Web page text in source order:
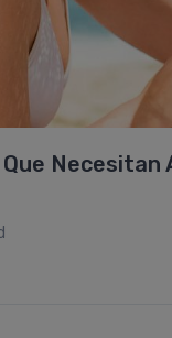
Necesitan